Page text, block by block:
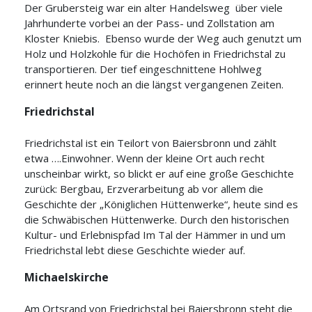
Der Grubersteig war ein alter Handelsweg über viele
Jahrhunderte vorbei an der Pass- und Zollstation am
Kloster Kniebis. Ebenso wurde der Weg auch genutzt um
Holz und Holzkohle für die Hochöfen in Friedrichstal zu
transportieren. Der tief eingeschnittene Hohlweg
erinnert heute noch an die längst vergangenen Zeiten.
Friedrichstal
Friedrichstal ist ein Teilort von Baiersbronn und zählt
etwa ….Einwohner. Wenn der kleine Ort auch recht
unscheinbar wirkt, so blickt er auf eine große Geschichte
zurück: Bergbau, Erzverarbeitung ab vor allem die
Geschichte der „Königlichen Hüttenwerke“, heute sind es
die Schwäbischen Hüttenwerke. Durch den historischen
Kultur- und Erlebnispfad Im Tal der Hämmer in und um
Friedrichstal lebt diese Geschichte wieder auf.
Michaelskirche
Am Ortsrand von Friedrichstal bei Baiersbronn steht die